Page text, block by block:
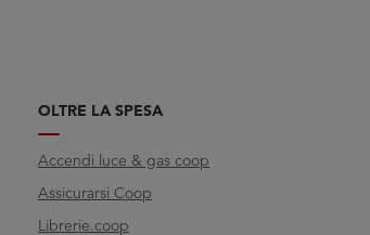
OLTRE LA SPESA
Accendi luce & gas coop
Assicurarsi Coop
Librerie.coop